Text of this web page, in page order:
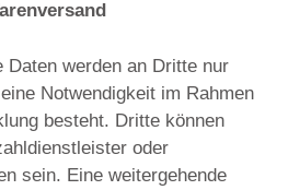
Daten werden an Dritte nur
Notwendigkeit im Rahmen
besteht. Dritte können
oder
sein. Eine weitergehende